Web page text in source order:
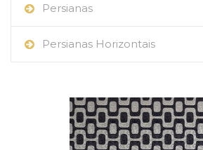
Persianas
Persianas Horizontais